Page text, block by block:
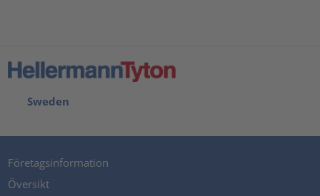
Sweden
Företagsinformation
Översikt